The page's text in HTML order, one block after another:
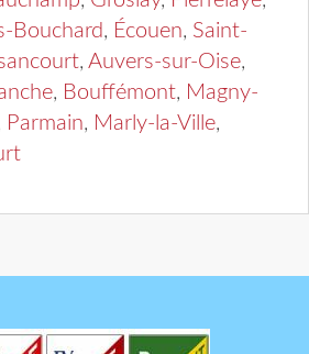
Bouchard, Écouen, Saint-
, Auvers-sur-Oise,
, Bouffémont, Magny-
Parmain, Marly-la-Ville,